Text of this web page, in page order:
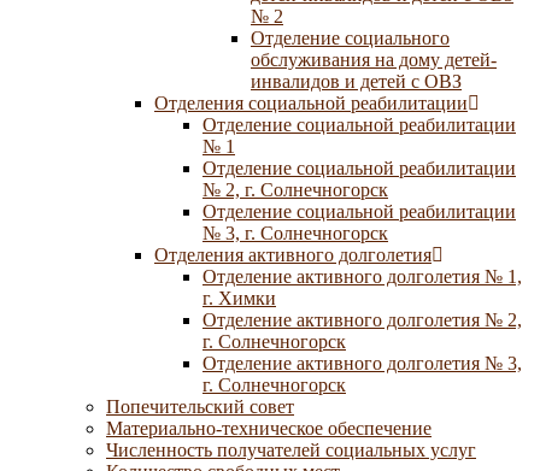
№ 2
Отделение социального
обслуживания на дому детей-
инвалидов и детей с ОВЗ
Отделения социальной реабилитации
Отделение социальной реабилитации
№ 1
Отделение социальной реабилитации
№ 2, г. Солнечногорск
Отделение социальной реабилитации
№ 3, г. Солнечногорск
Отделения активного долголетия
Отделение активного долголетия № 1,
г. Химки
Отделение активного долголетия № 2,
г. Солнечногорск
Отделение активного долголетия № 3,
г. Солнечногорск
Попечительский совет
Материально-техническое обеспечение
Численность получателей социальных услуг